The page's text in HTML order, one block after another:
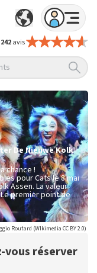
avis
De Nieuwe Kolk
chance !
pour Cats le 8 mai
Assen. La valeur
premier point de
Routard (WIkimedia CC BY 2.0)
vous réserver